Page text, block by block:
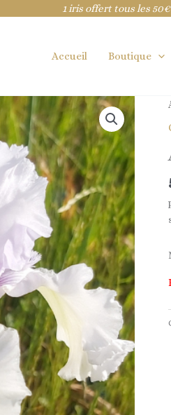
1 iris offert tous les
Accueil Boutique